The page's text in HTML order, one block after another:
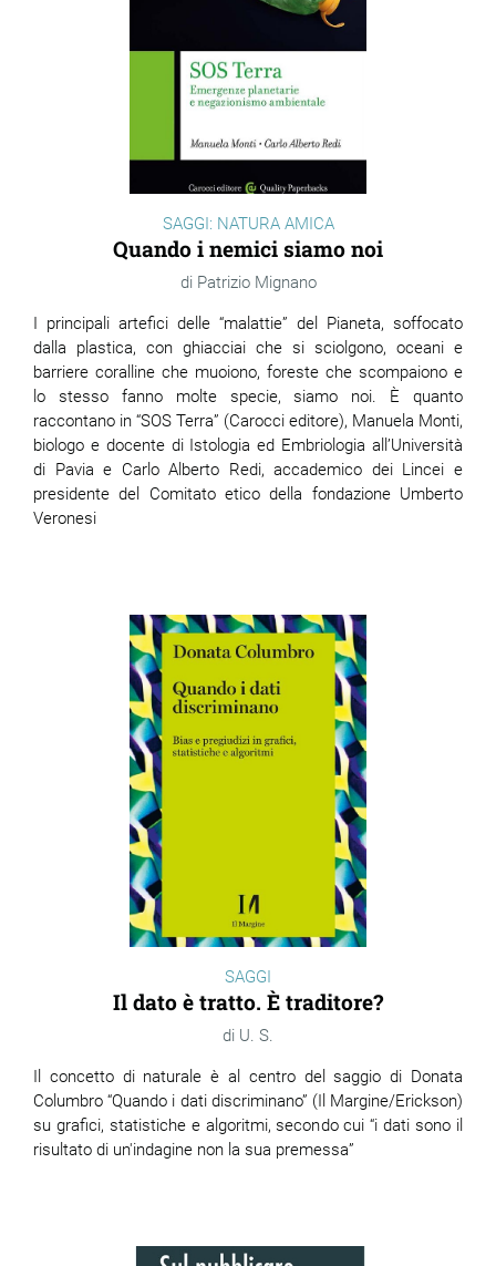
SAGGI: NATURA AMICA
Quando i nemici siamo noi
Patrizio Mignano
I principali artefici delle “malattie” del Pianeta, soffocato
dalla plastica, con ghiacciai che si sciolgono, oceani e
barriere coralline che muoiono, foreste che scompaiono e
lo stesso fanno molte specie, siamo noi. È quanto
raccontano in “SOS Terra” (Carocci editore), Manuela Monti,
biologo e docente di Istologia ed Embriologia all’Università
di Pavia e Carlo Alberto Redi, accademico dei Lincei e
presidente del Comitato etico della fondazione Umberto
Veronesi
SAGGI
Il dato è tratto. È traditore?
U. S.
Il concetto di naturale è al centro del saggio di Donata
Columbro “Quando i dati discriminano” (Il Margine/Erickson)
su grafici, statistiche e algoritmi, secondo cui “i dati sono il
risultato di un'indagine non la sua premessa”